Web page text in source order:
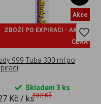
Akce
ZBOŽÍ PO EXPIRACI - AKČNÍ
CENA
999 Tuba 300 ml po
Skladem 3 ks
182 Kč
Kč / ks